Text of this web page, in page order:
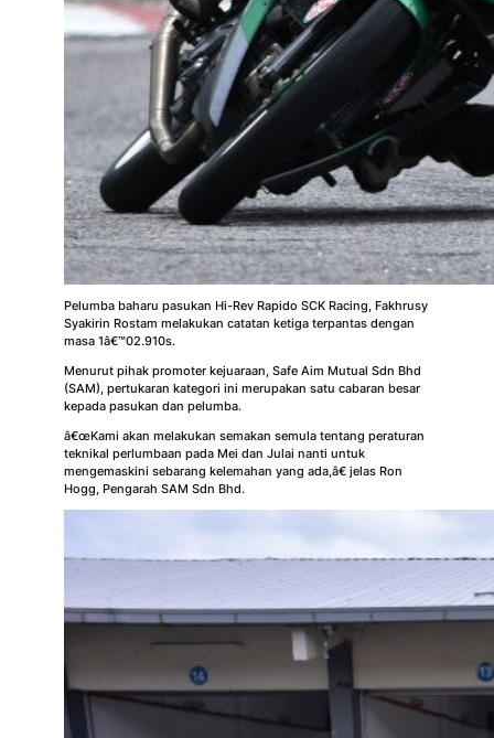
Pelumba baharu pasukan Hi-Rev Rapido SCK Racing, Fakhrusy
Syakirin Rostam melakukan catatan ketiga terpantas dengan
masa 1â€™02.910s.
Menurut pihak promoter kejuaraan, Safe Aim Mutual Sdn Bhd
(SAM), pertukaran kategori ini merupakan satu cabaran besar
kepada pasukan dan pelumba.
â€œKami akan melakukan semakan semula tentang peraturan
teknikal perlumbaan pada Mei dan Julai nanti untuk
mengemaskini sebarang kelemahan yang ada,â€ jelas Ron
Hogg, Pengarah SAM Sdn Bhd.